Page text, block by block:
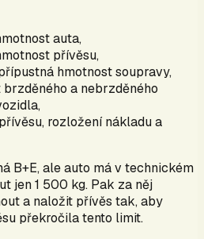
auta,
přívěsu,
hmotnost soupravy,
a nebrzděného
rozložení nákladu a
B+E, ale auto má v technickém
jen 1 500 kg. Pak za něj
a naložit přívěs tak, aby
překročila tento limit.